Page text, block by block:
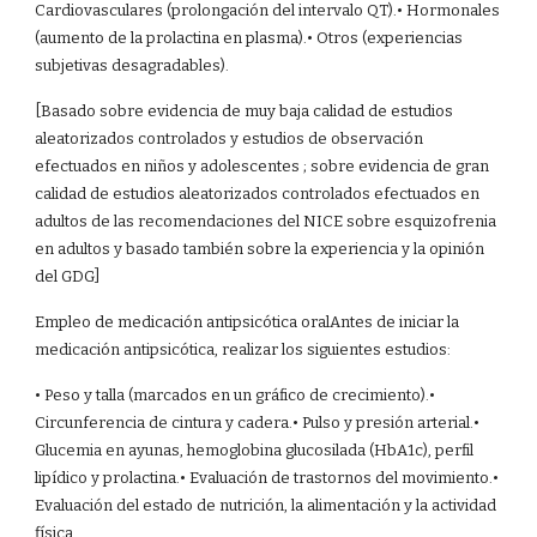
Cardiovasculares (prolongación del intervalo QT).• Hormonales
(aumento de la prolactina en plasma).• Otros (experiencias
subjetivas desagradables).
[Basado sobre evidencia de muy baja calidad de estudios
aleatorizados controlados y estudios de observación
efectuados en niños y adolescentes ; sobre evidencia de gran
calidad de estudios aleatorizados controlados efectuados en
adultos de las recomendaciones del NICE sobre esquizofrenia
en adultos y basado también sobre la experiencia y la opinión
del GDG]
Empleo de medicación antipsicótica oralAntes de iniciar la
medicación antipsicótica, realizar los siguientes estudios:
• Peso y talla (marcados en un gráfico de crecimiento).•
Circunferencia de cintura y cadera.• Pulso y presión arterial.•
Glucemia en ayunas, hemoglobina glucosilada (HbA1c), perfil
lipídico y prolactina.• Evaluación de trastornos del movimiento.•
Evaluación del estado de nutrición, la alimentación y la actividad
física.